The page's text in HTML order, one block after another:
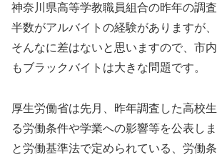
神奈川県高等学教職員組合の昨年の調
半数がアルバイトの経験がありますが
そんなに差はないと思いますので、市
もブラックバイトは大きな問題です。
厚生労働省は先月、昨年調査した高校
る労働条件や学業への影響等を公表し
と労働基準法で定められている、労働